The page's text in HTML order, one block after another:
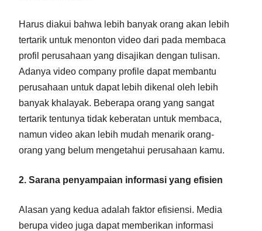
Harus diakui bahwa lebih banyak orang akan lebih
tertarik untuk menonton video dari pada membaca
profil perusahaan yang disajikan dengan tulisan.
Adanya video company profile dapat membantu
perusahaan untuk dapat lebih dikenal oleh lebih
banyak khalayak. Beberapa orang yang sangat
tertarik tentunya tidak keberatan untuk membaca,
namun video akan lebih mudah menarik orang-
orang yang belum mengetahui perusahaan kamu.
2. Sarana penyampaian informasi yang efisien
Alasan yang kedua adalah faktor efisiensi. Media
berupa video juga dapat memberikan informasi